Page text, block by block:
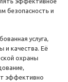
безопасность и
услуга,
качества. Её
охраны
эффективно